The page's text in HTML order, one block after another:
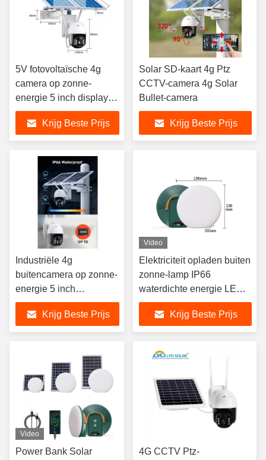
5V fotovoltaïsche 4g
camera op zonne-
energie 5 inch display
4g Sim zonnecamera
Krijg Beste Prijs
Solar SD-kaart 4g Ptz
CCTV-camera 4g Solar
Bullet-camera
Krijg Beste Prijs
Industriële 4g ​​
buitencamera op zonne-
energie 5 inch
zonnemonitor 4g Wifi
Solar Ptz-camera
Krijg Beste Prijs
Video
Elektriciteit opladen buiten
zonne-lamp IP66
waterdichte energie LED-
zonneverlichting
Krijg Beste Prijs
Video
Power Bank Solar
4G CCTV Ptz-